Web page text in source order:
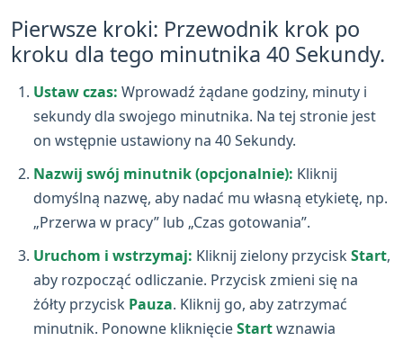
Pierwsze kroki: Przewodnik krok po
kroku dla tego minutnika 40 Sekundy.
Ustaw czas: Wprowadź żądane godziny, minuty i
sekundy dla swojego minutnika. Na tej stronie jest
on wstępnie ustawiony na 40 Sekundy.
Nazwij swój minutnik (opcjonalnie): Kliknij
domyślną nazwę, aby nadać mu własną etykietę, np.
„Przerwa w pracy” lub „Czas gotowania”.
Uruchom i wstrzymaj: Kliknij zielony przycisk Start,
aby rozpocząć odliczanie. Przycisk zmieni się na
żółty przycisk Pauza. Kliknij go, aby zatrzymać
minutnik. Ponowne kliknięcieStartwznawia